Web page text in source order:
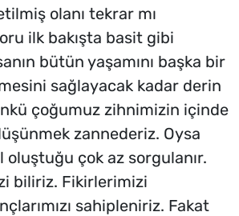
olanı tekrar mı
ilk bakışta basit gibi
bütün yaşamını başka bir
sağlayacak kadar derin
çoğumuz zihnimizin içinde
zannederiz. Oysa
oluştuğu çok az sorgulanır.
biliriz. Fikirlerimizi
sahipleniriz. Fakat